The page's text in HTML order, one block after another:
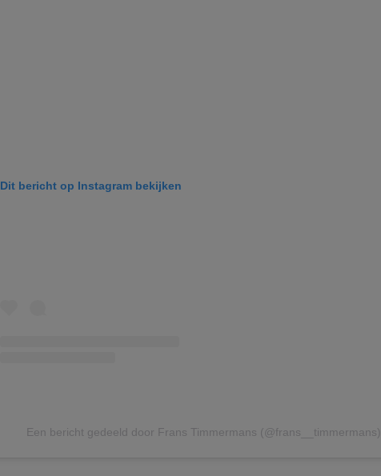
Dit bericht op Instagram bekijken
Een bericht gedeeld door Frans Timmermans (@frans__timmermans)